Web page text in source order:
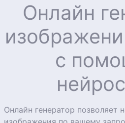
Онлайн
с
Онлайн генератор позволяет